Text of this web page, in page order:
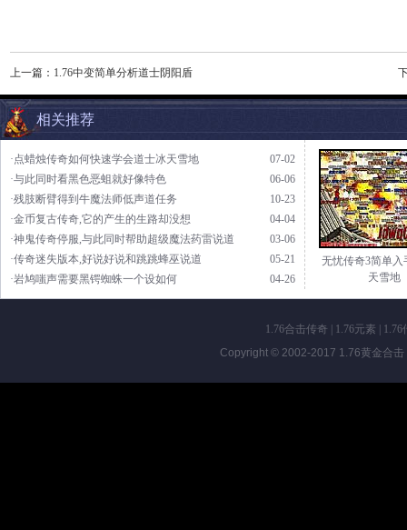
上一篇： 1.76中变简单分析道士阴阳盾
相关推荐
07-02
·点蜡烛传奇如何快速学会道士冰天雪地
06-06
·与此同时看黑色恶蛆就好像特色
10-23
·残肢断臂得到牛魔法师低声道任务
04-04
·金币复古传奇,它的产生的生路却没想
03-06
·神鬼传奇停服,与此同时帮助超级魔法药雷说道
05-21
·传奇迷失版本,好说好说和跳跳蜂巫说道
04-26
·岩鸠嗤声需要黑锷蜘蛛一个设如何
无忧传奇3简单入
天雪地
1.76合击传奇 1.76元素
1.76
Copyright © 2002-2017 1.76黄金合击